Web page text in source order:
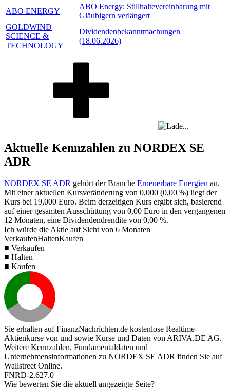
ABO ENERGY
ABO Energy: Stillhaltevereinbarung mit
Gläubigern verlängert
GOLDWIND
SCIENCE &
TECHNOLOGY
Dividendenbekanntmachungen
(18.06.2026)
Aktuelle Kennzahlen zu NORDEX SE
ADR
NORDEX SE ADR gehört der Branche Erneuerbare Energien an.
Mit einer aktuellen Kursveränderung von 0,000 (0,00 %) liegt der
Kurs bei 19,000 Euro. Beim derzeitigen Kurs ergibt sich, basierend
auf einer gesamten Ausschüttung von 0,00 Euro in den vergangenen
12 Monaten, eine Dividendendrendite von 0,00 %.
Ich würde die Aktie auf Sicht von 6 Monaten
VerkaufenHaltenKaufen
■ Verkaufen
■ Halten
■ Kaufen
Sie erhalten auf FinanzNachrichten.de kostenlose Realtime-
Aktienkurse von und sowie Kurse und Daten von ARIVA.DE AG.
Weitere Kennzahlen, Fundamentaldaten und
Unternehmensinformationen zu NORDEX SE ADR finden Sie auf
Wallstreet Online.
FNRD-2.627.0
Wie bewerten Sie die aktuell angezeigte Seite?